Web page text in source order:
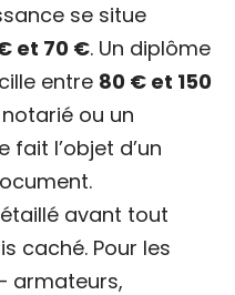
se situe
et 70 €. Un diplôme
entre 80 € et 150
ou un
l’objet d’un
avant tout
caché. Pour les
armateurs,